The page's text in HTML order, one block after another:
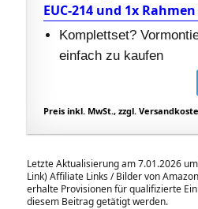
EUC-214 und 1x
Komplettset?
einfach zu kaufen
Preis inkl. MwSt., zzgl.
Letzte Aktualisierung am 7.01.2026
Link) Affiliate Links / Bilder von
erhalte Provisionen für qualifizierte
diesem Beitrag getätigt werden.